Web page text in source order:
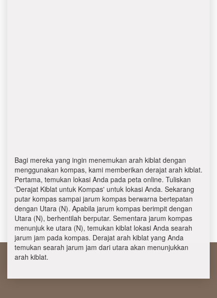
Bagi mereka yang ingin menemukan arah kiblat dengan
menggunakan kompas, kami memberikan derajat arah kiblat.
Pertama, temukan lokasi Anda pada peta online. Tuliskan
'Derajat Kiblat untuk Kompas' untuk lokasi Anda. Sekarang
putar kompas sampai jarum kompas berwarna bertepatan
dengan Utara (N). Apabila jarum kompas berimpit dengan
Utara (N), berhentilah berputar. Sementara jarum kompas
menunjuk ke utara (N), temukan kiblat lokasi Anda searah
jarum jam pada kompas. Derajat arah kiblat yang Anda
temukan searah jarum jam dari utara akan menunjukkan
arah kiblat.